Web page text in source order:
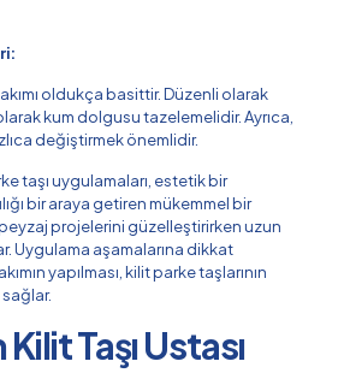
oldukça basittir. Düzenli olarak
kum dolgusu tazelemelidir. Ayrıca,
değiştirmek önemlidir.
taşı uygulamaları, estetik bir
bir araya getiren mükemmel bir
projelerini güzelleştirirken uzun
Uygulama aşamalarına dikkat
yapılması, kilit parke taşlarının
sağlar.
Taşı Ustası